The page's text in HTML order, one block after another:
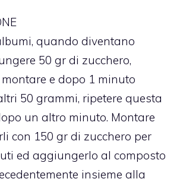
quando diventano
50 gr di zucchero,
e dopo 1 minuto
50 grammi, ripetere questa
un altro minuto. Montare
con 150 gr di zucchero per
ed aggiungerlo al composto
insieme alla